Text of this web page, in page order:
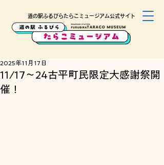
道の駅ふるびらたらこミュージアム公式サイト
11/17〜24古平町民限定大感謝祭開
催！
2025年11月17日